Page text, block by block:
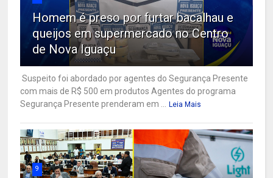
Homem é preso por furtar bacalhau e
queijos em supermercado no Centro
de Nova Iguaçu
Suspeito foi abordado por agentes do Segurança Presente
com mais de R$ 500 em produtos Agentes do programa
Segurança Presente prenderam em ...
Leia Mais
9